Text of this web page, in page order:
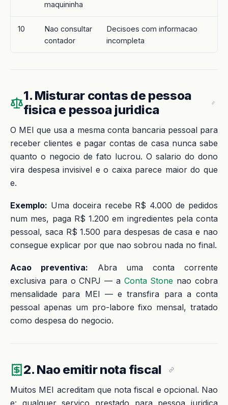
maquininha
10
Nao consultar
contador
Decisoes com informacao
incompleta
1. Misturar contas de pessoa
fisica e pessoa juridica
O MEI que usa a mesma conta bancaria pessoal para
receber clientes e pagar contas de casa nunca sabe
quanto o negocio de fato lucrou. O salario do dono
vira despesa invisivel e o caixa parece maior do que
e.
Exemplo: Uma doceira recebe R$ 4.000 de pedidos
num mes, paga R$ 1.200 em ingredientes pela conta
pessoal, saca R$ 1.500 para despesas de casa e nao
consegue explicar por que nao sobrou nada no final.
Acao preventiva: Abra uma conta corrente
exclusiva para o CNPJ — a Conta Stone nao cobra
mensalidade para MEI — e transfira para a conta
pessoal apenas um pro-labore fixo mensal, tratado
como despesa do negocio.
2. Nao emitir nota fiscal
Muitos MEI acreditam que nota fiscal e opcional. Nao
e: qualquer servico prestado para pessoa juridica